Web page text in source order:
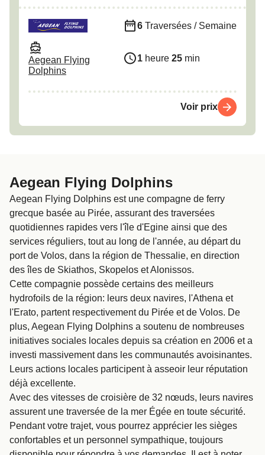
Aegean Flying
Dolphins
6 Traversées / Semaine
1 heure 25 min
Voir prix
Aegean Flying Dolphins
Aegean Flying Dolphins est une compagne de ferry
grecque basée au Pirée, assurant des traversées
quotidiennes rapides vers l'île d'Egine ainsi que des
services réguliers, tout au long de l'année, au départ du
port de Volos, dans la région de Thessalie, en direction
des îles de Skiathos, Skopelos et Alonissos.
Cette compagnie possède certains des meilleurs
hydrofoils de la région: leurs deux navires, l'Athena et
l'Erato, partent respectivement du Pirée et de Volos. De
plus, Aegean Flying Dolphins a soutenu de nombreuses
initiatives sociales locales depuis sa création en 2006 et a
investi massivement dans les communautés avoisinantes.
Leurs actions locales participent à asseoir leur réputation
déjà excellente.
Avec des vitesses de croisière de 32 nœuds, leurs navires
assurent une traversée de la mer Égée en toute sécurité.
Pendant votre trajet, vous pourrez apprécier les sièges
confortables et un personnel sympathique, toujours